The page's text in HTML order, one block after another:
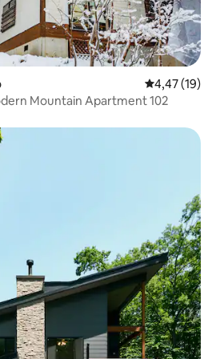
4,47 de uma
4,47 (19)
Mountain Apartment 102